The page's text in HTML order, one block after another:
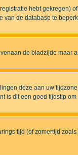
hebt gekregen)
de database te
de bladzijde maar
deze aan uw
dit een goed tijdstip
tijd (of zomertijd